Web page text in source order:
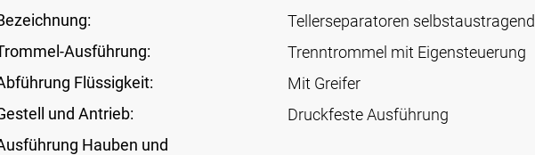
Tellerseparatoren selbstaustragend
Ausführung:
Trenntrommel mit Eigensteuerung
Flüssigkeit:
Mit Greifer
und Antrieb:
Druckfeste Ausführung
Hauben und